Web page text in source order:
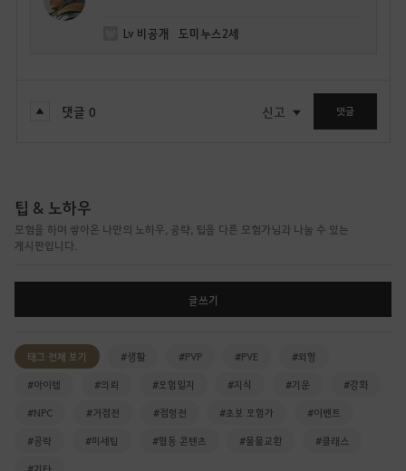
Lv 비공개 도미누스2세
댓글 0 신고 댓글
팁 & 노하우
모험을 하며 쌓아온 나만의 노하우, 공략, 팁을 다른 모험가님과 나눌 수 있는
게시판입니다.
글쓰기
태그 전체 보기 #생활 #PVP #PVE #외형
#아이템 #의뢰 #모험일지 #지식 #기운 #강화
#NPC #거점전 #점령전 #초보 모험가 #이벤트
#공략 #미세팁 #협동 콘텐츠 #물물교환 #클래스